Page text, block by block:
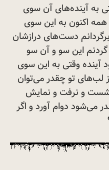
به آینده‌های آن سوی
اکنون به این سوی
دست‌های درازشان
این سو و آن سو
وقتی به این سوی
لب‌های تو چقدر می‌توان
و نرفت و نمایش
می‌شود دوام آورد و اگر